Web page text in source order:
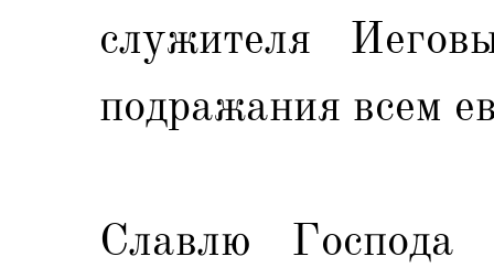
служителя
подражания всем
Славлю Господа